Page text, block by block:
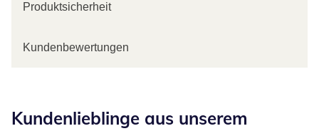
Produktsicherheit
Kundenbewertungen
Kundenlieblinge aus unserem